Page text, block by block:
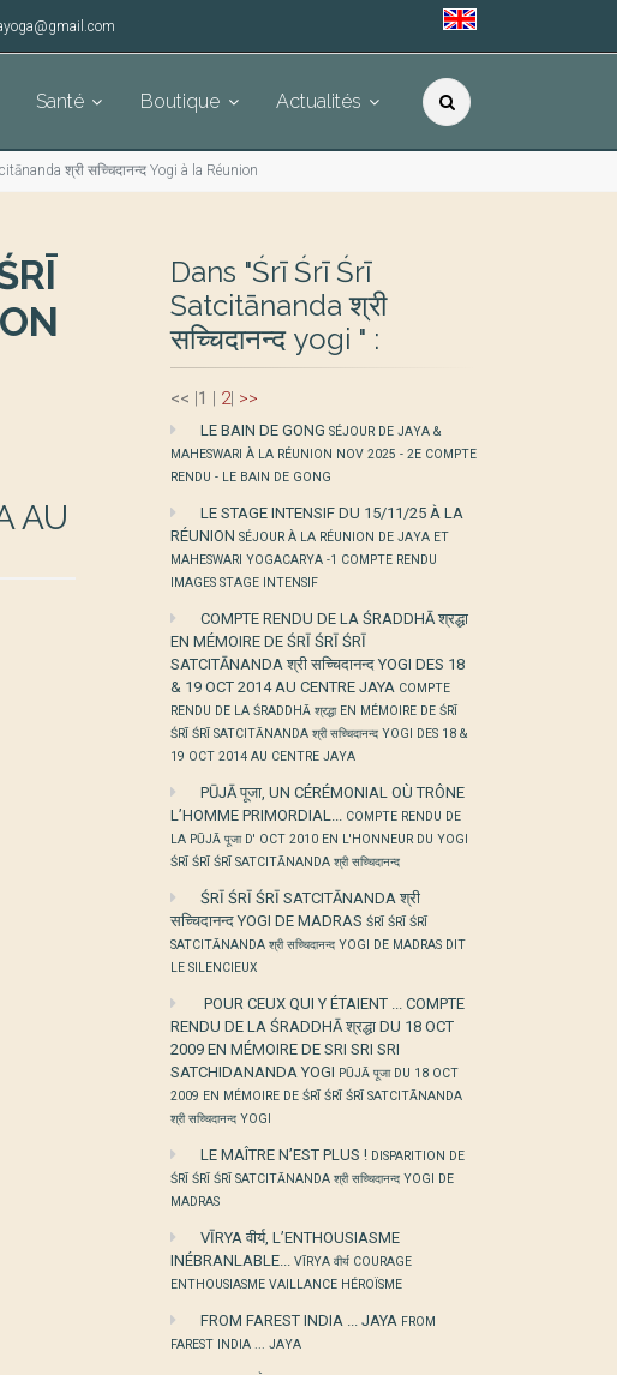
Santé Boutique Actualités
श्री सच्चिदानन्द Yogi à la Réunion
AU
Dans "Śrī Śrī Śrī
Satcitānanda श्री
सच्चिदानन्द yogi " :
<< |1 | 2| >>
LE BAIN DE GONG SÉJOUR DE JAYA &
MAHESWARI À LA RÉUNION NOV 2025 - 2E COMPTE
RENDU - LE BAIN DE GONG
LE STAGE INTENSIF DU 15/11/25 À LA
RÉUNION SÉJOUR À LA RÉUNION DE JAYA ET
MAHESWARI YOGACARYA -1 COMPTE RENDU
IMAGES STAGE INTENSIF
COMPTE RENDU DE LA ŚRADDHĀ श्रद्धा
EN MÉMOIRE DE ŚRĪ ŚRĪ ŚRĪ
SATCITĀNANDA श्री सच्चिदानन्द YOGI DES 18
& 19 OCT 2014 AU CENTRE JAYA COMPTE
RENDU DE LA ŚRADDHĀ श्रद्धा EN MÉMOIRE DE ŚRĪ
ŚRĪ ŚRĪ SATCITĀNANDA श्री सच्चिदानन्द YOGI DES 18 &
19 OCT 2014 AU CENTRE JAYA
PŪJĀ पूजा, UN CÉRÉMONIAL OÙ TRÔNE
L’HOMME PRIMORDIAL... COMPTE RENDU DE
LA PŪJĀ पूजा D' OCT 2010 EN L'HONNEUR DU YOGI
ŚRĪ ŚRĪ ŚRĪ SATCITĀNANDA श्री सच्चिदानन्द
ŚRĪ ŚRĪ ŚRĪ SATCITĀNANDA श्री
सच्चिदानन्द YOGI DE MADRAS ŚRĪ ŚRĪ ŚRĪ
SATCITĀNANDA श्री सच्चिदानन्द YOGI DE MADRAS DIT
LE SILENCIEUX
POUR CEUX QUI Y ÉTAIENT ... COMPTE
RENDU DE LA ŚRADDHĀ श्रद्धा DU 18 OCT
2009 EN MÉMOIRE DE SRI SRI SRI
SATCHIDANANDA YOGI PŪJĀ पूजा DU 18 OCT
2009 EN MÉMOIRE DE ŚRĪ ŚRĪ ŚRĪ SATCITĀNANDA
श्री सच्चिदानन्द YOGI
LE MAÎTRE N’EST PLUS ! DISPARITION DE
ŚRĪ ŚRĪ ŚRĪ SATCITĀNANDA श्री सच्चिदानन्द YOGI DE
MADRAS
VĪRYA वीर्य, L’ENTHOUSIASME
INÉBRANLABLE... VĪRYA वीर्य COURAGE
ENTHOUSIASME VAILLANCE HÉROÏSME
FROM FAREST INDIA ... JAYA FROM
FAREST INDIA ... JAYA